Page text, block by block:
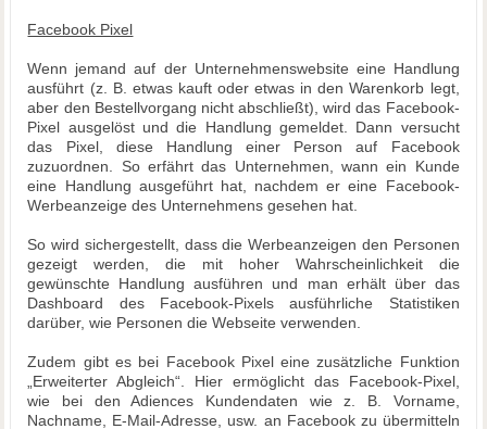
Facebook Pixel
Wenn jemand auf der Unternehmenswebsite eine Handlung
ausführt (z. B. etwas kauft oder etwas in den Warenkorb legt,
aber den Bestellvorgang nicht abschließt), wird das Facebook-
Pixel ausgelöst und die Handlung gemeldet. Dann versucht
das Pixel, diese Handlung einer Person auf Facebook
zuzuordnen. So erfährt das Unternehmen, wann ein Kunde
eine Handlung ausgeführt hat, nachdem er eine Facebook-
Werbeanzeige des Unternehmens gesehen hat.
So wird sichergestellt, dass die Werbeanzeigen den Personen
gezeigt werden, die mit hoher Wahrscheinlichkeit die
gewünschte Handlung ausführen und man erhält über das
Dashboard des Facebook-Pixels ausführliche Statistiken
darüber, wie Personen die Webseite verwenden.
Zudem gibt es bei Facebook Pixel eine zusätzliche Funktion
„Erweiterter Abgleich“. Hier ermöglicht das Facebook-Pixel,
wie bei den Adiences Kundendaten wie z. B. Vorname,
Nachname, E-Mail-Adresse, usw. an Facebook zu übermitteln